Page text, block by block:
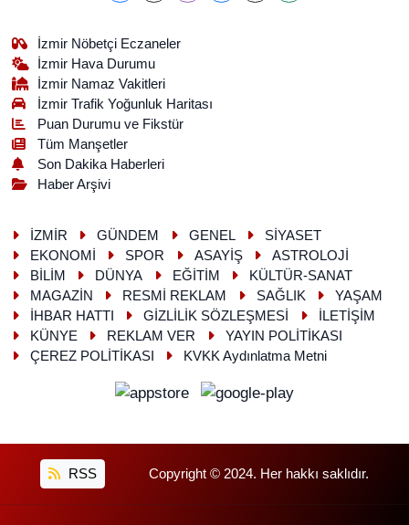
İzmir Nöbetçi Eczaneler
İzmir Hava Durumu
İzmir Namaz Vakitleri
İzmir Trafik Yoğunluk Haritası
Puan Durumu ve Fikstür
Tüm Manşetler
Son Dakika Haberleri
Haber Arşivi
İZMİR GÜNDEM GENEL
SİYASET
EKONOMİ
SPOR ASAYİŞ
ASTROLOJİ
BİLİM
DÜNYA EĞİTİM
KÜLTÜR-SANAT
MAGAZİN
RESMİ REKLAM SAĞLIK
YAŞAM
İHBAR HATTI
GİZLİLİK SÖZLEŞMESİ
İLETİŞİM
KÜNYE
REKLAM VER
YAYIN POLİTİKASI
ÇEREZ POLİTİKASI
KVKK Aydınlatma Metni
RSS Copyright © 2024. Her hakkı saklıdır.